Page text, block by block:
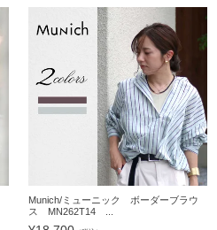
Munich/ミューニック ボーダーブラウ
ス MN262T14 ...